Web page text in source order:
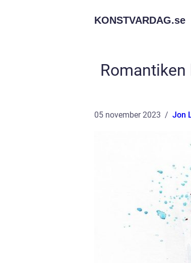
KONSTVARDAG.se
05 november 2023 Jon